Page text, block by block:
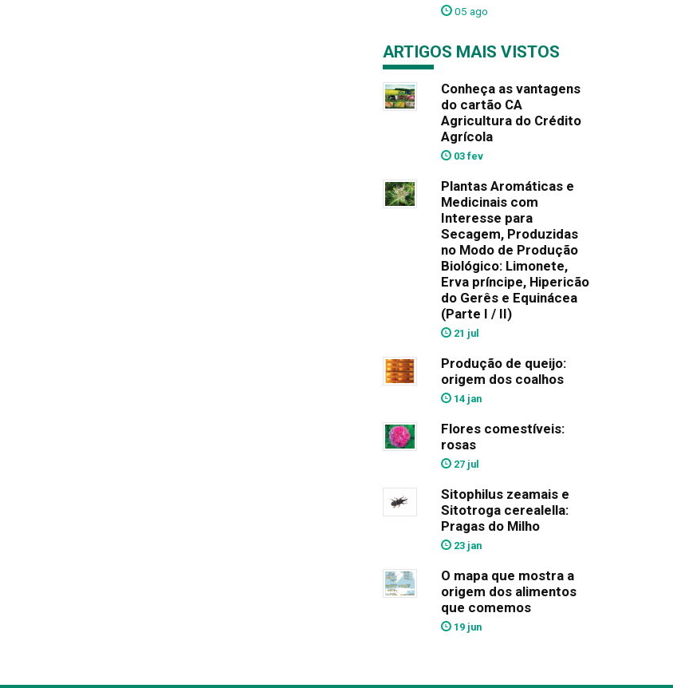
05 ago
ARTIGOS MAIS VISTOS
Conheça as vantagens
do cartão CA
Agricultura do Crédito
Agrícola
03 fev
Plantas Aromáticas e
Medicinais com
Interesse para
Secagem, Produzidas
no Modo de Produção
Biológico: Limonete,
Erva príncipe, Hipericão
do Gerês e Equinácea
(Parte I / II)
21 jul
Produção de queijo:
origem dos coalhos
14 jan
Flores comestíveis:
rosas
27 jul
Sitophilus zeamais e
Sitotroga cerealella:
Pragas do Milho
23 jan
O mapa que mostra a
origem dos alimentos
que comemos
19 jun